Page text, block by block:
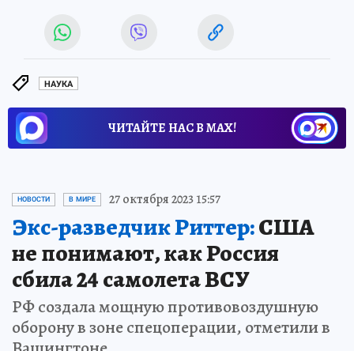
НАУКА
ЧИТАЙТЕ НАС В МАХ!
НОВОСТИ В МИРЕ 27 октября 2023 15:57
Экс-разведчик Риттер:США
не понимают, как Россия
сбила 24 самолета ВСУ
РФ создала мощную противовоздушную
оборону в зоне спецоперации, отметили в